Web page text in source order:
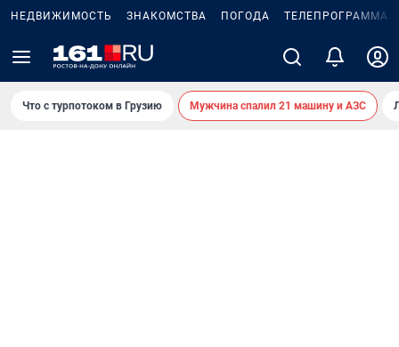
НЕДВИЖИМОСТЬ ЗНАКОМСТВА ПОГОДА ТЕЛЕПРОГРАММА
Что с турпотоком в Грузию Мужчина спалил 21 машину и АЗС